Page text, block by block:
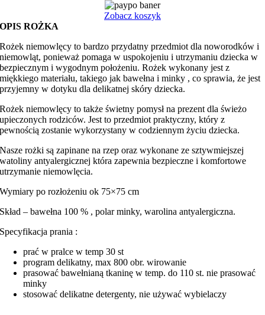
Zobacz koszyk
OPIS ROŻKA
Rożek niemowlęcy to bardzo przydatny przedmiot dla noworodków i
niemowląt, ponieważ pomaga w uspokojeniu i utrzymaniu dziecka w
bezpiecznym i wygodnym położeniu. Rożek wykonany jest z
miękkiego materiału, takiego jak bawełna i minky , co sprawia, że jest
przyjemny w dotyku dla delikatnej skóry dziecka.
Rożek niemowlęcy to także świetny pomysł na prezent dla świeżo
upieczonych rodziców. Jest to przedmiot praktyczny, który z
pewnością zostanie wykorzystany w codziennym życiu dziecka.
Nasze rożki są zapinane na rzep oraz wykonane ze sztywmiejszej
watoliny antyalergicznej która zapewnia bezpieczne i komfortowe
utrzymanie niemowlęcia.
Wymiary po rozłożeniu ok 75×75 cm
Skład – bawełna 100 % , polar minky, warolina antyalergiczna.
Specyfikacja prania :
prać w pralce w temp 30 st
program delikatny, max 800 obr. wirowanie
prasować bawełnianą tkaninę w temp. do 110 st. nie prasować
minky
stosować delikatne detergenty, nie używać wybielaczy